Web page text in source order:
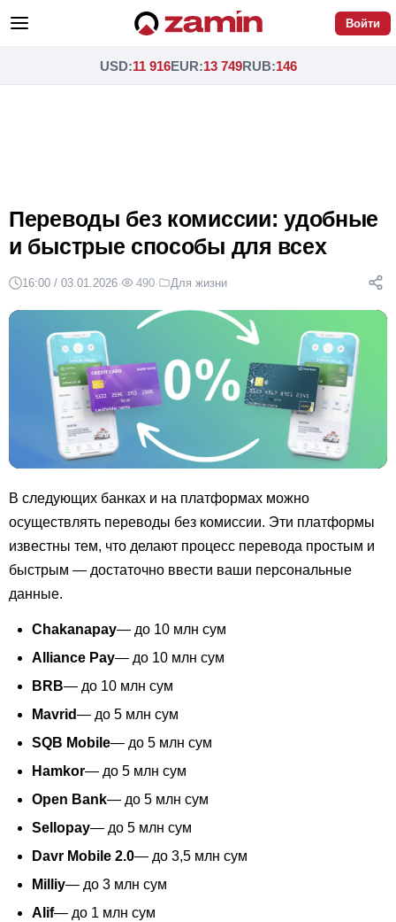
Войти
USD:11 916EUR:13 749RUB:146
Переводы без комиссии: удобные
и быстрые способы для всех
16:00 / 03.01.2026· 490· Для жизни
В следующих банках и на платформах можно
осуществлять переводы без комиссии. Эти платформы
известны тем, что делают процесс перевода простым и
быстрым — достаточно ввести ваши персональные
данные.
Chakanapay— до 10 млн сум
Alliance Pay— до 10 млн сум
BRB— до 10 млн сум
Mavrid— до 5 млн сум
SQB Mobile— до 5 млн сум
Hamkor— до 5 млн сум
Open Bank— до 5 млн сум
Sellopay— до 5 млн сум
Davr Mobile 2.0— до 3,5 млн сум
Milliy— до 3 млн сум
Alif— до 1 млн сум